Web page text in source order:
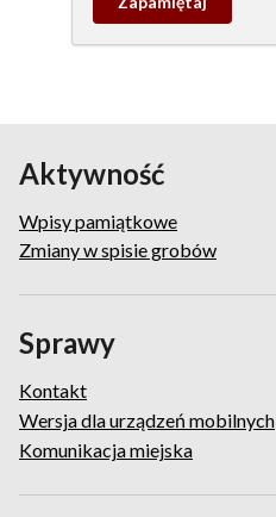
wpis
Aktywność
Wpisy pamiątkowe
Zmiany w spisie grobów
Sprawy
Kontakt
Wersja dla urządzeń mobilnych
Komunikacja miejska